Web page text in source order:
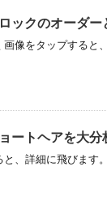
ックのオーダー
画像をタップする
ートヘアを大分
と、詳細に飛びま